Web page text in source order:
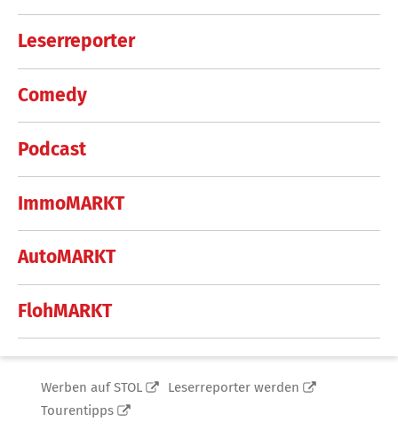
Leserreporter
Comedy
Podcast
ImmoMARKT
AutoMARKT
FlohMARKT
Werben auf STOL
Leserreporter werden
Tourentipps